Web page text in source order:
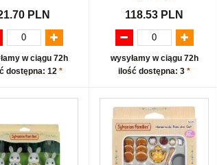
PLN
w ciągu 72h
dostępna: 12 *
118.53 PLN
wysyłamy w ciągu 72h
ilość dostępna: 3 *